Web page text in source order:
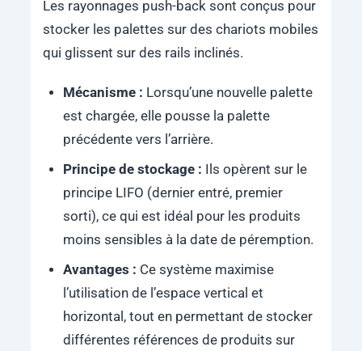
Les rayonnages push-back sont conçus pour
stocker les palettes sur des chariots mobiles
qui glissent sur des rails inclinés.
Mécanisme : Lorsqu’une nouvelle palette
est chargée, elle pousse la palette
précédente vers l’arrière.
Principe de stockage :
Ils opèrent sur le
principe LIFO (dernier entré, premier
sorti), ce qui est idéal pour les produits
moins sensibles à la date de péremption.
Avantages : Ce système maximise
l’utilisation de l’espace vertical et
horizontal, tout en permettant de stocker
différentes références de produits sur